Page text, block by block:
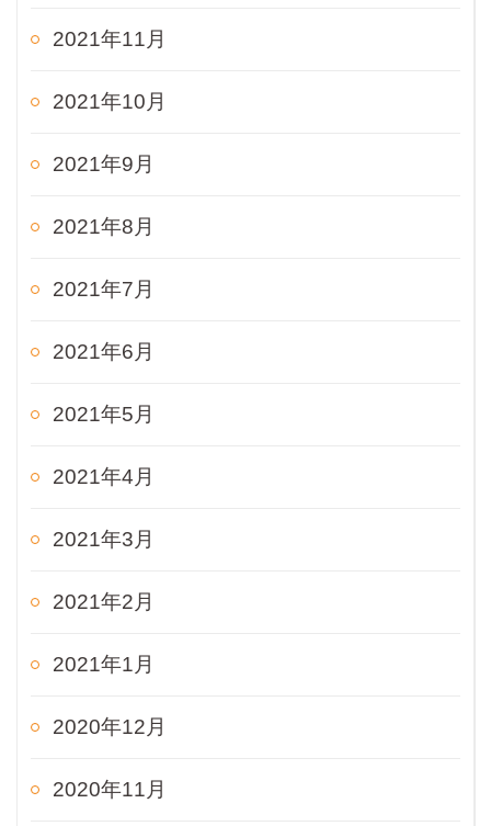
2021年11月
2021年10月
2021年9月
2021年8月
2021年7月
2021年6月
2021年5月
2021年4月
2021年3月
2021年2月
2021年1月
2020年12月
2020年11月